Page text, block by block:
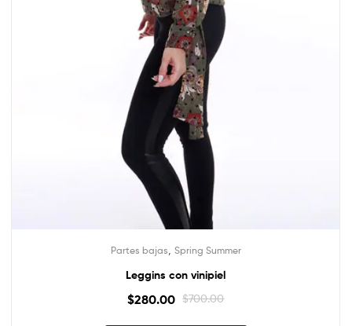
Partes bajas Spring Summer
Leggins con vinipiel
$700.00
$280.00